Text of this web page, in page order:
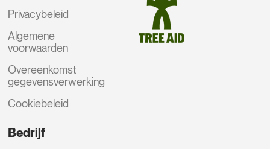
Privacybeleid
Algemene
voorwaarden
Overeenkomst
gegevensverwerking
Cookiebeleid
Bedrijf